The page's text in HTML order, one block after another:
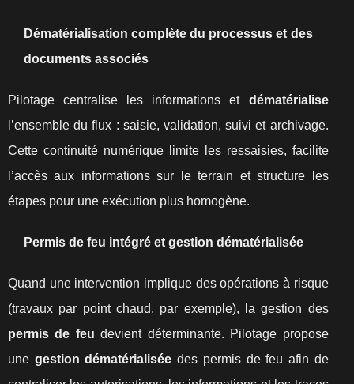
Dématérialisation complète du processus et des
documents associés
Pilotage centralise les informations et dématérialise
l’ensemble du flux : saisie, validation, suivi et archivage.
Cette continuité numérique limite les ressaisies, facilite
l’accès aux informations sur le terrain et structure les
étapes pour une exécution plus homogène.
Permis de feu intégré et gestion dématérialisée
Quand une intervention implique des opérations à risque
(travaux par point chaud, par exemple), la gestion des
permis de feu devient déterminante. Pilotage propose
une gestion dématérialisée des permis de feu afin de